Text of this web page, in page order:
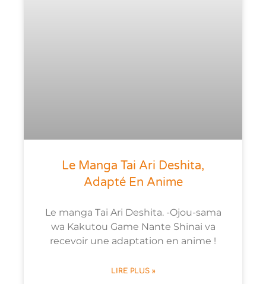
Le Manga Tai Ari Deshita,
Adapté En Anime
Le manga Tai Ari Deshita. -Ojou-sama
wa Kakutou Game Nante Shinai va
recevoir une adaptation en anime !
LIRE PLUS »